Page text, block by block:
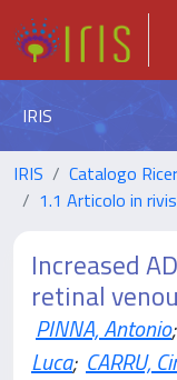
IRIS
IRIS Catalogo
1.1 Articolo in
Increased
retinal
PINNA, Antonio;
Luca; CARRU,